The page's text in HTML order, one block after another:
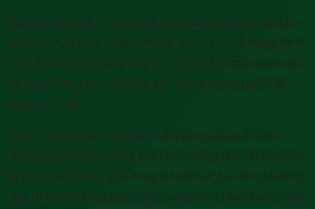
Ngân hàng HSBC có hơn 460 chi nhánh ngân hàng trên
khắp nước Mỹ, với phần lớn (380 chi nhánh) ở bang New
York. Ngân hàng này đứng ở vị trí thứ 8 trong danh sách
các ngân hàng lớn nhất thế giới với tài sản trị giá 2,86
nghìn tỷ USD.
HSBC cung cấp cho 4 triệu khách hàng của mình khả
năng tiếp cận thị trường toàn cầu thông qua các dịch vụ
tài chính cá nhân, ngân hàng tư nhân, ngân hàng bán lẻ,
ngân hàng thương mại, ngân hàng toàn cầu và các phân